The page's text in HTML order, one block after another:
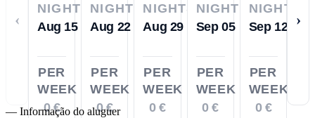
‹
NIGHTS
Aug 15
PER
WEEK
0 €
NIGHTS
Aug 22
PER
WEEK
0 €
NIGHTS
Aug 29
PER
WEEK
0 €
NIGHTS
Sep 05
PER
WEEK
0 €
NIGHTS
Sep 12
PER
WEEK
0 €
›
— Informação do aluguer